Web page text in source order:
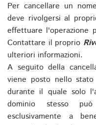
Per cancellare un
deve rivolgersi al
effettuare l'operazione
Contattare il proprio
ulteriori informazioni.
A seguito della
viene posto nello
durante il quale solo
dominio stesso
esclusivamente a